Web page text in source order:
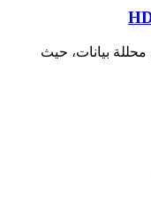
بيانات، حيث